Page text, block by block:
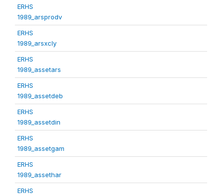
ERHS
1989_arsprodv
ERHS
1989_arsxcly
ERHS
1989_assetars
ERHS
1989_assetdeb
ERHS
1989_assetdin
ERHS
1989_assetgam
ERHS
1989_assethar
ERHS